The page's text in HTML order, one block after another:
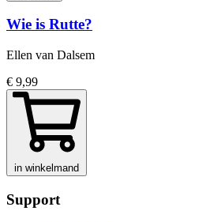
Wie is Rutte?
Ellen van Dalsem
€ 9,99
in winkelmand
Support